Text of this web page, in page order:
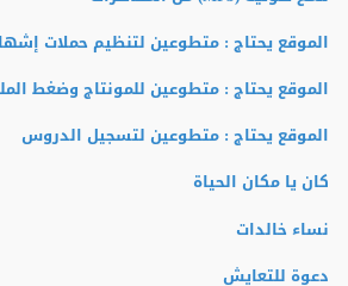
الموقع يحتاج : متطوعين لتنظيم حملات
الموقع يحتاج : متطوعين للمونتاج وضغط
الموقع يحتاج : متطوعين لتسجيل الدروس
كان يا مكان الحياة
نساء خالدات
دعوة للتعايش